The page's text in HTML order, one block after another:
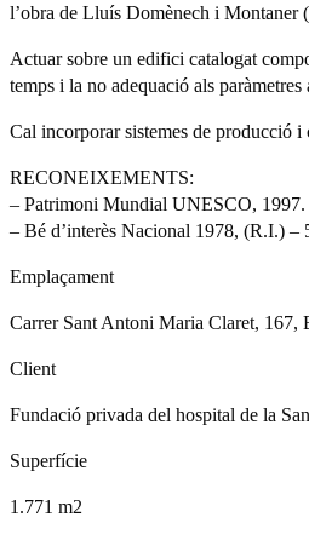
l’obra de Lluís Domènech i Montaner
Actuar sobre un edifici catalogat
temps i la no adequació als
Cal incorporar sistemes de producció
RECONEIXEMENTS:
– Patrimoni Mundial UNESCO, 1997.
– Bé d’interès Nacional 1978, (R.I.) –
Emplaçament
Carrer Sant Antoni Maria Claret, 167,
Client
Fundació privada del hospital de la
Superfície
1.771 m2